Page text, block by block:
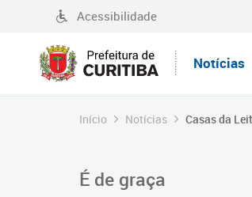
Acessibilidade
Notícias
Início Notícias Casas da
É de graça